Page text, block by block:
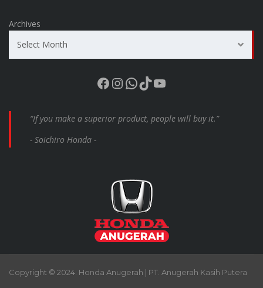
Archives
Select Month
Facebook
Instagram
WhatsApp
TikTok
YouTube
“If you make a superior product, people will buy it.”
- Soichiro Honda -
Copyright © 2024. Honda Anugerah | PT. Anugerah Kasih Putera